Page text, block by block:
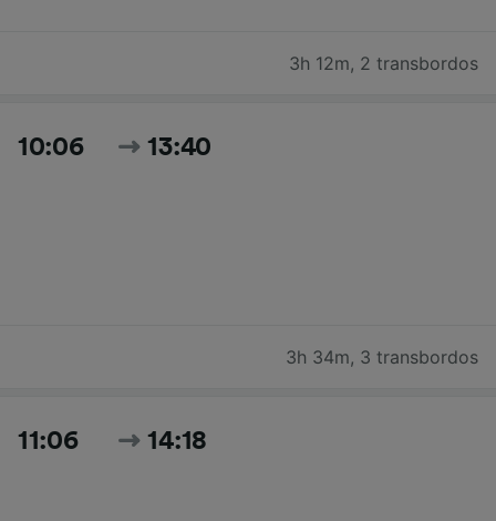
3h 12m, 2 transbordos
10:06 13:40
3h 34m, 3 transbordos
11:06 14:18